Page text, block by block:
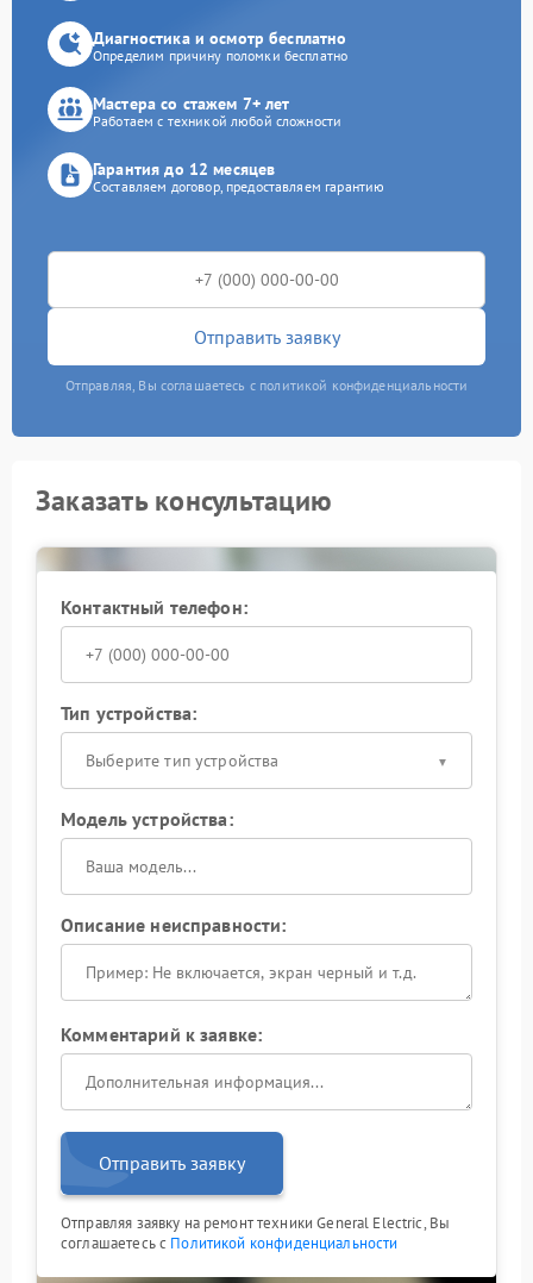
Диагностика и осмотр бесплатно
Определим причину поломки бесплатно
Мастера со стажем 7+ лет
Работаем с техникой любой сложности
Гарантия до 12 месяцев
Составляем договор, предоставляем гарантию
Отправить заявку
Отправляя, Вы соглашаетесь с политикой конфиденциальности
Заказать консультацию
Контактный телефон:
Тип устройства:
Выберите тип устройства
Модель устройства:
Описание неисправности:
Комментарий к заявке:
Отправить заявку
Отправляя заявку на ремонт техники General Electric, Вы
соглашаетесь с Политикой конфиденциальности